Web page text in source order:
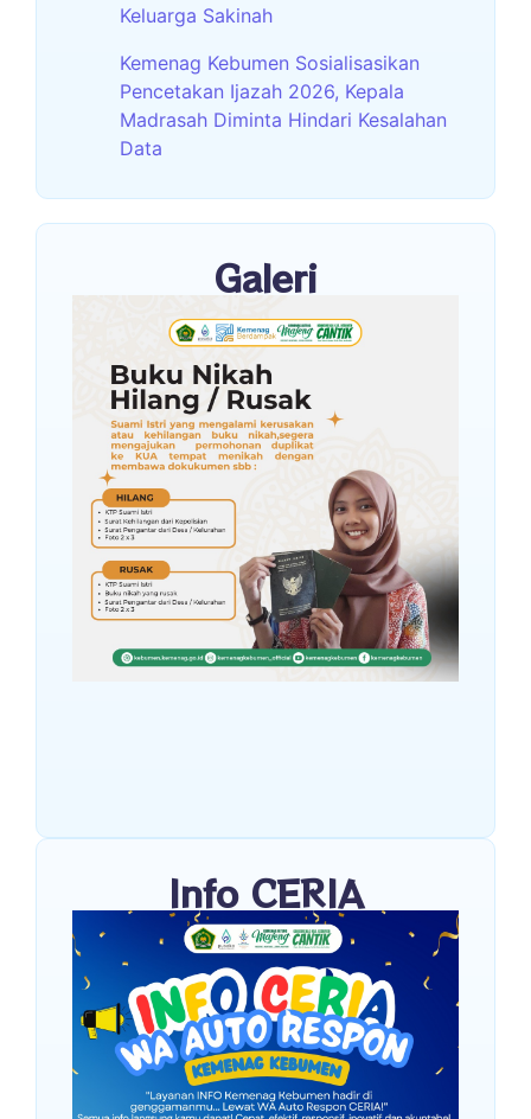
Keluarga Sakinah
Kemenag Kebumen Sosialisasikan
Pencetakan Ijazah 2026, Kepala
Madrasah Diminta Hindari Kesalahan
Data
Galeri
Info CERIA